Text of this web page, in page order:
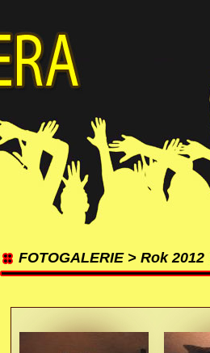
FOTOGALERIE > Rok 2012